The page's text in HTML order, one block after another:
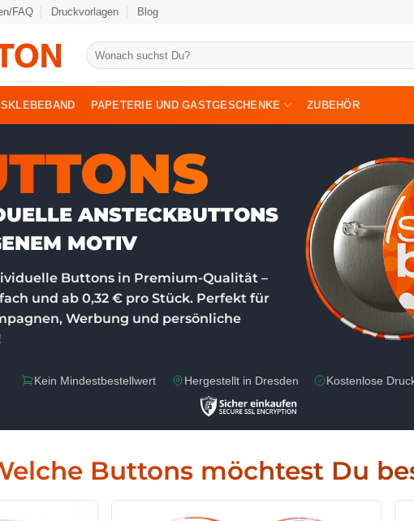
FAQ Druckvorlagen Blog
Suche
nach:
PAPETERIE UND GASTGESCHENKE ZUBEHÖR
ANSTECKBUTTONS
MOTIV
Buttons in Premium-Qualität –
und ab 0,32 € pro Stück. Perfekt für
Werbung und persönliche
Kein Mindestbestellwert Hergestellt in Dresden Kostenlose
Buttons möchtest Du